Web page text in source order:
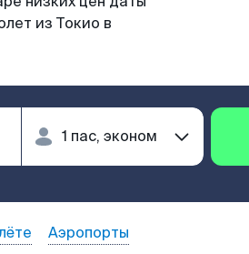
из Токио в
Аэропорты